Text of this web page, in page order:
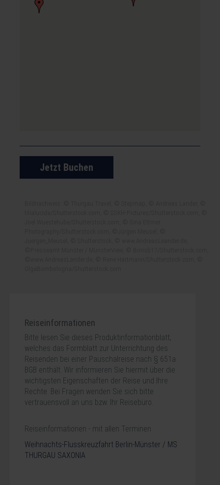
Jetzt Buchen
Reiseinformationen
Bitte lesen Sie dieses Produktinformationblatt,
welches das Formblatt zur Unterrichtung des
Reisenden bei einer Pauschalreise nach § 651a
BGB enthält. Wir informieren Sie hiermit über die
wichtigsten Eigenschaften der Reise und Ihre
Rechte. Bei Fragen wenden Sie sich bitte
vertrauensvoll an uns bzw. Ihr Reisebüro.
Reiseinformationen - mit allen Terminen
Weihnachts-Flusskreuzfahrt Berlin-Münster / MS
THURGAU SAXONIA